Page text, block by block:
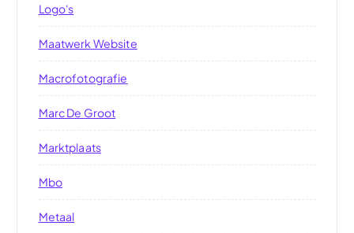
Logo's
Maatwerk Website
Macrofotografie
Marc De Groot
Marktplaats
Mbo
Metaal